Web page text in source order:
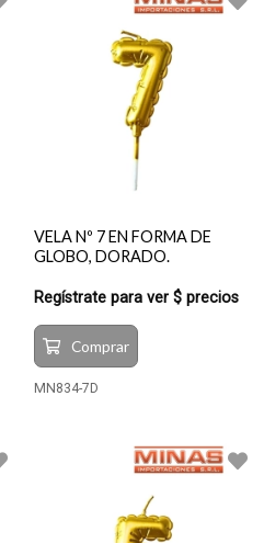
VELA Nº 7 EN FORMA DE
GLOBO, DORADO.
Regístrate para ver $ precios
Comprar
MN834-7D